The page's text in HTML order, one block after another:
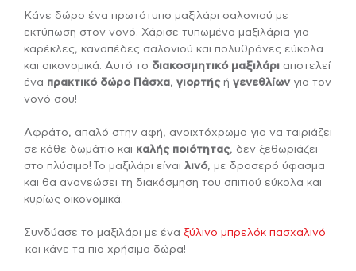
Κάνε δώρο ένα πρωτότυπο μαξιλάρι σαλονιού με
εκτύπωση στον νονό. Χάρισε τυπωμένα μαξιλάρια για
καρέκλες, καναπέδες σαλονιού και πολυθρόνες εύκολα
και οικονομικά. Αυτό το διακοσμητικό μαξιλάρι αποτελεί
ένα πρακτικό δώρο Πάσχα, γιορτής ή γενεθλίωνγια τον
νονό σου!
Αφράτο, απαλό στην αφή, ανοιχτόχρωμο για να ταιριάζει
σε κάθε δωμάτιο και καλής ποιότητας, δεν ξεθωριάζει
στο πλύσιμο! Το μαξιλάρι είναι λινό, με δροσερό ύφασμα
και θα ανανεώσει τη διακόσμηση του σπιτιού εύκολα και
κυρίως οικονομικά.
Συνδύασε το μαξιλάρι με ένα ξύλινο μπρελόκ πασχαλινό
και κάνε τα πιο χρήσιμα δώρα!